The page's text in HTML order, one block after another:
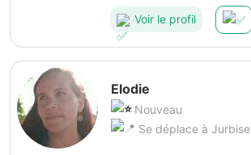
Voir le profil
Elodie
Nouveau
Se déplace à Jurbise